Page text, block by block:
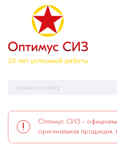
Оптимус СИЗ -
оригинальная